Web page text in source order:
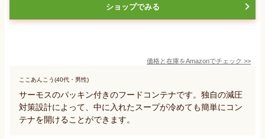
ショップでみる
価格と在庫をAmazonでチェック >>
ここあんこう(40代・男性)
サーモスのパッキン付きのフードコンテナです。独自の減圧
対策設計によって、中に入れたスープが冷めても簡単にコン
テナを開けることができます。